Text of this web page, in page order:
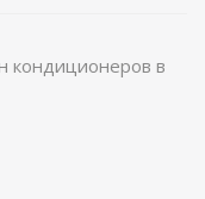
кондиционеров в